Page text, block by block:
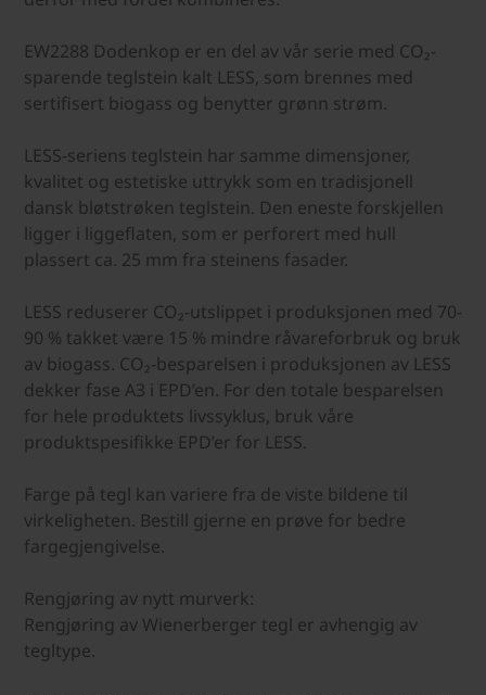
EW2288 Dodenkop er en del av vår serie med CO₂-
sparende teglstein kalt LESS, som brennes med
sertifisert biogass og benytter grønn strøm.
LESS-seriens teglstein har samme dimensjoner,
kvalitet og estetiske uttrykk som en tradisjonell
dansk bløtstrøken teglstein. Den eneste forskjellen
ligger i liggeflaten, som er perforert med hull
plassert ca. 25 mm fra steinens fasader.
LESS reduserer CO₂-utslippet i produksjonen med 70-
90 % takket være 15 % mindre råvareforbruk og bruk
av biogass. CO₂-besparelsen i produksjonen av LESS
dekker fase A3 i EPD’en. For den totale besparelsen
for hele produktets livssyklus, bruk våre
produktspesifikke EPD’er for LESS.
Farge på tegl kan variere fra de viste bildene til
virkeligheten. Bestill gjerne en prøve for bedre
fargegjengivelse.
Rengjøring av nytt murverk:
Rengjøring av Wienerberger tegl er avhengig av
tegltype.